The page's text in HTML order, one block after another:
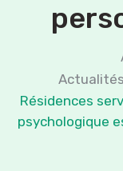
Résidences
psychologique